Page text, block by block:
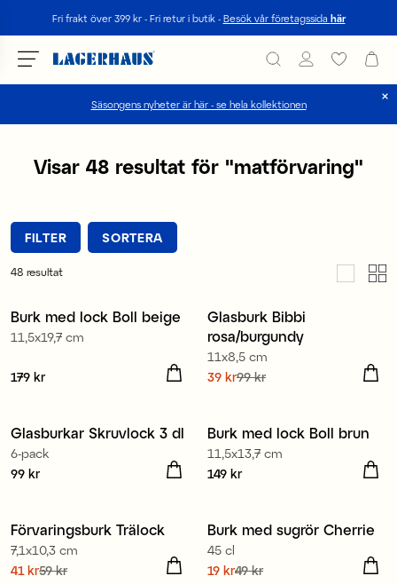
Fri frakt över 399 kr - Fri retur i butik - Besök vår företagssida här
Säsongens nyheter är här - se hela kollektionen
Välj språk / valuta
DK / EUR
NO / NKR
Visar 48 resultat för "matförvaring"
FILTER SORTERA
48 resultat
Nyhet
Burk med lock Boll beige
11,5x19,7 cm
Pris :179 kr
179 kr
Sale
Glasburk Bibbi
rosa/burgundy
11x8,5 cm
Nuvarande pris
39 kr99 kr
Glasburkar Skruvlock 3 dl
6-pack
Pris:
99 kr
Nyhet
Burk med lock Boll brun
11,5x13,7 cm
Pris :149 kr
149 kr
Kampanj 30%
Förvaringsburk Trälock
7,1x10,3 cm
Nuvarande pris
41 kr59 kr
Sale
Burk med sugrör Cherrie
45 cl
Nuvarande pris
19 kr49 kr